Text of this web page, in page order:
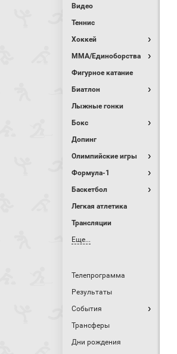
Видео
Теннис
Хоккей
MMA/Единоборства
Фигурное катание
Биатлон
Лыжные гонки
Бокс
Допинг
Олимпийские игры
Формула-1
Баскетбол
Легкая атлетика
Трансляции
Еще...
Телепрограмма
Результаты
События
Трансферы
Дни рождения